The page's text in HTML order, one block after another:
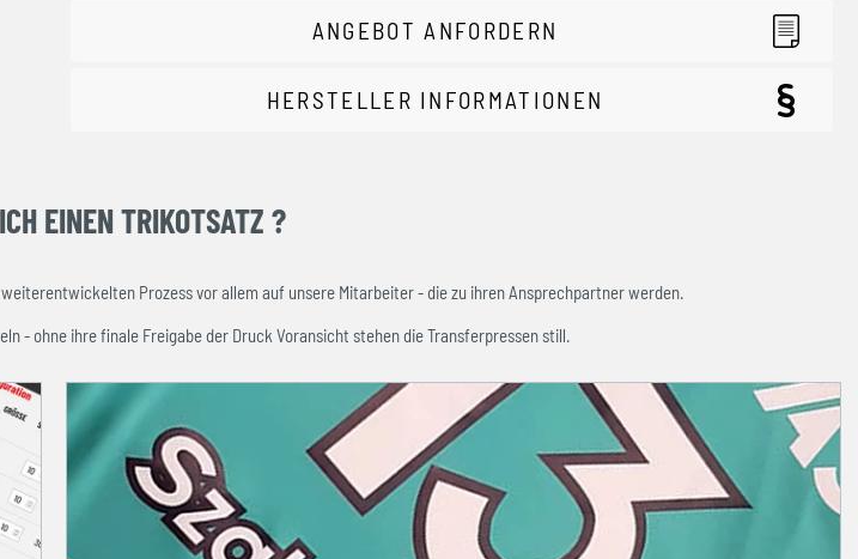
ANGEBOT ANFORDERN
HERSTELLER INFORMATIONEN
EINEN TRIKOTSATZ ?
Prozess vor allem auf unsere Mitarbeiter - die zu ihren Ansprechpartner werden.
- ohne ihre finale Freigabe der Druck Voransicht stehen die Transferpressen still.